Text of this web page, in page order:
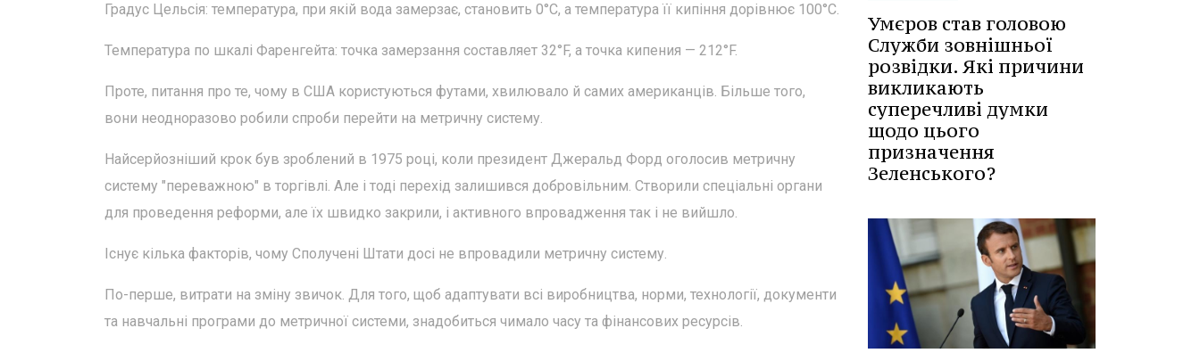
Градус Цельсія: температура, при якій вода замерзає, становить 0°С, а температура її кипіння дорівнює 100°С.
Температура по шкалі Фаренгейта: точка замерзання составляет 32°F, а точка кипения — 212°F.
Проте, питання про те, чому в США користуються футами, хвилювало й самих американців. Більше того,
вони неодноразово робили спроби перейти на метричну систему.
Найсерйозніший крок був зроблений в 1975 році, коли президент Джеральд Форд оголосив метричну
систему "переважною" в торгівлі. Але і тоді перехід залишився добровільним. Створили спеціальні органи
для проведення реформи, але їх швидко закрили, і активного впровадження так і не вийшло.
Існує кілька факторів, чому Сполучені Штати досі не впровадили метричну систему.
По-перше, витрати на зміну звичок. Для того, щоб адаптувати всі виробництва, норми, технології, документи
та навчальні програми до метричної системи, знадобиться чимало часу та фінансових ресурсів.
Умєров став головою
Служби зовнішньої
розвідки. Які причини
викликають
суперечливі думки
щодо цього
призначення
Зеленського?